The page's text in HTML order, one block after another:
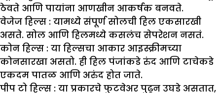
ठेवते आणि पायांना आणखीन आकर्षक बनवते.
वेजेज हिल्स : यामध्ये संपूर्ण सोलची हिल एकसारखी
असते. सोल आणि हिलमध्ये कसलंच सेपरेशन नसतं.
कोन हिल्स : या हिल्सचा आकार आइस्क्रीमच्या
कोनसारखा असतो. ही हिल पंजांकडे रुंद आणि टाचेकडे
एकदम पातळ आणि अरुंद होत जाते.
पीप टो हिल्स : या प्रकारचे फुटवेअर पुढून उघडे असतात,